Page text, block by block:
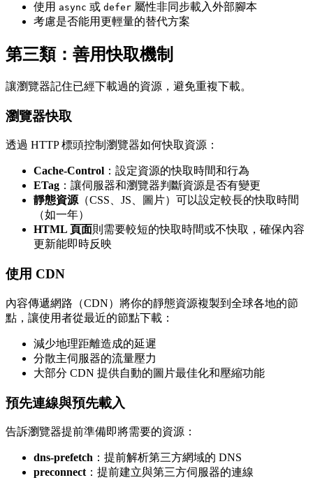
使用 async 或 defer 屬性非同步載入外部腳本
考慮是否能用更輕量的替代方案
第三類：善用快取機制
讓瀏覽器記住已經下載過的資源，避免重複下載。
瀏覽器快取
透過 HTTP 標頭控制瀏覽器如何快取資源：
Cache-Control ：設定資源的快取時間和行為
ETag ：讓伺服器和瀏覽器判斷資源是否有變更
靜態資源 （CSS、JS、圖片）可以設定較長的快取時間
（如一年）
HTML 頁面則需要較短的快取時間或不快取，確保內容
更新能即時反映
使用 CDN
內容傳遞網路（CDN）將你的靜態資源複製到全球各地的節
點，讓使用者從最近的節點下載：
減少地理距離造成的延遲
分散主伺服器的流量壓力
大部分 CDN 提供自動的圖片最佳化和壓縮功能
預先連線與預先載入
告訴瀏覽器提前準備即將需要的資源：
dns-prefetch ：提前解析第三方網域的 DNS
preconnect ：提前建立與第三方伺服器的連線